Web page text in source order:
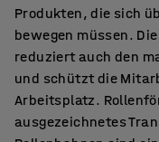
Produkten, die sich
bewegen müssen.
reduziert auch den
und schützt die
Arbeitsplatz.
ausgezeichnetes